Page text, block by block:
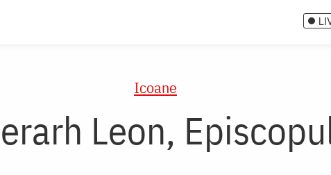
Icoane
Leon,